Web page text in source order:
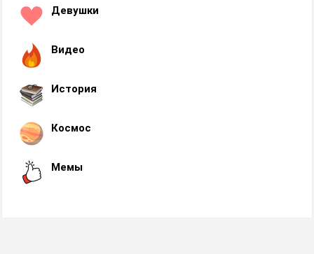
Девушки
Видео
История
Космос
Мемы